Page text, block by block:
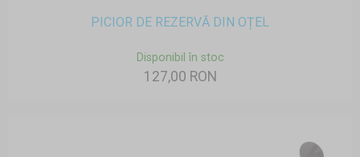
PICIOR DE REZERVĂ DIN OȚEL
Disponibil în stoc
127,00 RON